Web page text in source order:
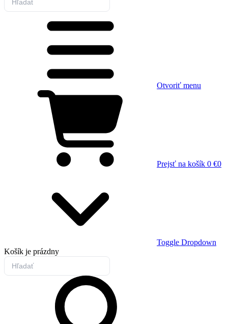
Otvoriť menu
Prejsť na košík 0 €0
Toggle Dropdown
Košík je prázdny